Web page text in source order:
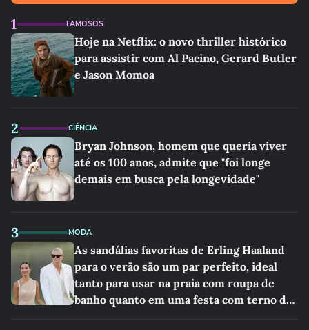
1 FAMOSOS
Hoje na Netflix: o novo thriller histórico
para assistir com Al Pacino, Gerard Butler
e Jason Momoa
2 CIÊNCIA
Bryan Johnson, homem que queria viver
até os 100 anos, admite que "foi longe
demais em busca pela longevidade"
3 MODA
As sandálias favoritas de Erling Haaland
para o verão são um par perfeito, ideal
tanto para usar na praia com roupa de
banho quanto em uma festa com terno de